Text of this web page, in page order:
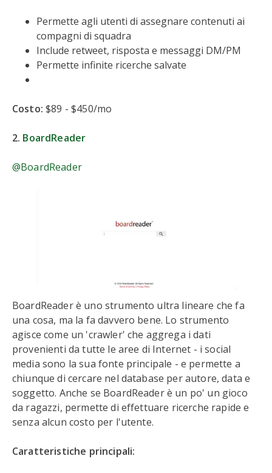
Permette agli utenti di assegnare contenuti ai
compagni di squadra
Include retweet, risposta e messaggi DM/PM
Permette infinite ricerche salvate
Costo:$89 - $450/mo
2. BoardReader
@BoardReader
BoardReader è uno strumento ultra lineare che fa
una cosa, ma la fa davvero bene. Lo strumento
agisce come un 'crawler' che aggrega i dati
provenienti da tutte le aree di Internet - i social
media sono la sua fonte principale - e permette a
chiunque di cercare nel database per autore, data e
soggetto. Anche se BoardReader è un po' un gioco
da ragazzi, permette di effettuare ricerche rapide e
senza alcun costo per l'utente.
Caratteristiche principali: